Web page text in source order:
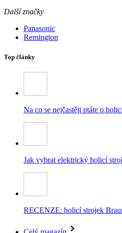
Další značky
Panasonic
Remington
Top články
Na co se nejčastěji ptáte o
Jak vybrat elektrický holicí
RECENZE: holicí strojek